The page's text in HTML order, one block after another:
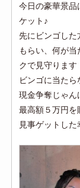
今日の豪華景品
ケット♪
先にビンゴした
もらい、何が
クで見守ります
ビンゴに当たら
現金争奪じゃ
最高額５万円を
見事ゲットし